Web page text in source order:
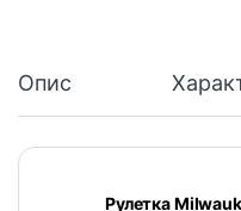
Опис
Рулетка